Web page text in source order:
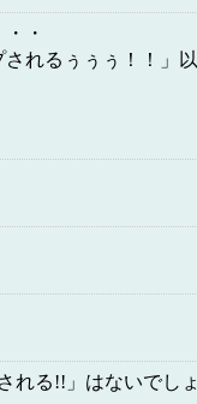
・
れるぅぅぅ！！」
れる!!」はないでし